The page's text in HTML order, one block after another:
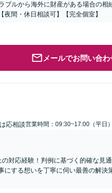
ブルから海外に財産がある場合の相
間・休日相談可】【完全個室】
メールでお問い合わ
応相談営業時間：09:30~17:00（平日）
対応経験！判例に基づく的確な見
する想いを丁寧に伺い最善の解決